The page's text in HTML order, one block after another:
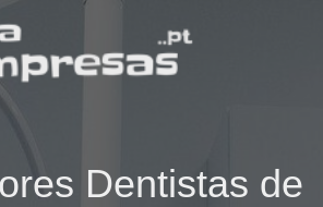
Dentistas de